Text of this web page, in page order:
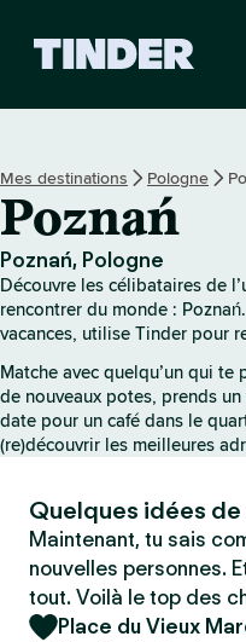
i
n
d
e
Mes destinations Pologne
Poznań
Poznań, Pologne
Découvre les célibataires de
rencontrer du monde :
vacances, utilise Tinder pour
Matche avec quelqu’un qui
de nouveaux potes, prends
date pour un café dans le
(re)découvrir les meilleures
Quelques idées de
Maintenant, tu sais
nouvelles personnes.
tout. Voilà le top des
Place du Vieux